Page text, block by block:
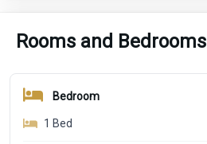
Rooms and Bedrooms
Bedroom
1 Bed